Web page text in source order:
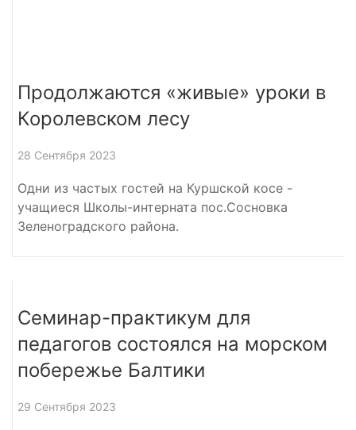
Продолжаются «живые» уроки в
Королевском лесу
28 Сентября 2023
Одни из частых гостей на Куршской косе -
учащиеся Школы-интерната пос.Сосновка
Зеленоградского района.
Семинар-практикум для
педагогов состоялся на морском
побережье Балтики
29 Сентября 2023